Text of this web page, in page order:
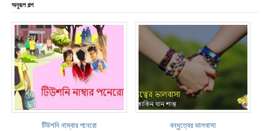
অনুরূপ গল্প
টিউশনি নাম্বার পনেরো বন্ধুত্বের ভালবাসা